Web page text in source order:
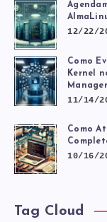
12/22/
Como
Kernel
Manager
11/14/
Como
10/16/
Tag Cloud